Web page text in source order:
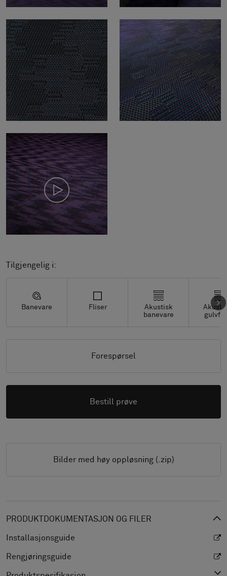
Tilgjengelig i:
Banevare Fliser
Akustisk
banevare
Forespørsel
Bestill prøve
Bilder med høy oppløsning (.zip)
PRODUKTDOKUMENTASJON OG FILER
Installasjonsguide
Rengjøringsguide